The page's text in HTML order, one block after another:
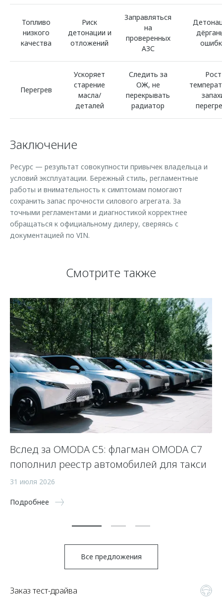
Топливо
низкого
качества
Риск
детонации и
отложений
Заправляться
на
проверенных
АЗС
Перегрев
Ускоряет
старение
масла/
деталей
Следить за
ОЖ, не
перекрывать
радиатор
Рост
Заключение
Ресурс — результат совокупности привычек владельца и
условий эксплуатации. Бережный стиль, регламентные
работы и внимательность к симптомам помогают
сохранить запас прочности силового агрегата. За
точными регламентами и диагностикой корректнее
обращаться к официальному дилеру, сверяясь с
документацией по VIN.
Смотрите также
Вслед за OMODA C5: флагман OMODA C7
пополнил реестр автомобилей для такси
31 июля 2026
Подробнее
Все предложения
Заказ тест-драйва